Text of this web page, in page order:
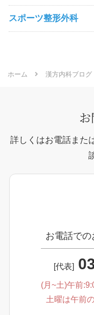
スポーツ整形外科
ホーム 漢方内科ブログ
詳しくはお電話また
お電話での
[代表]
(月~土)午前
土曜は午前